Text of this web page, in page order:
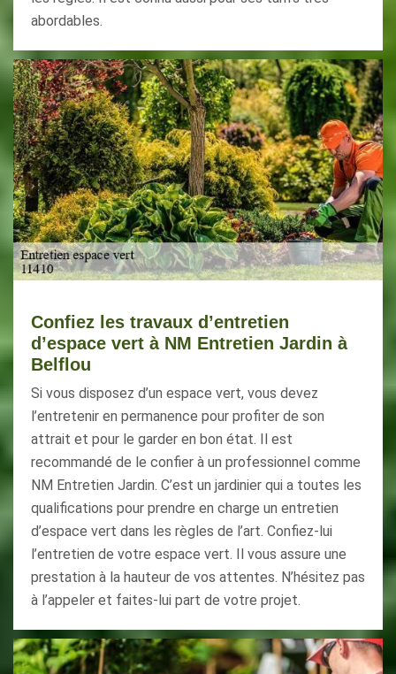
abordables.
Confiez les travaux d’entretien
d’espace vert à NM Entretien Jardin à
Belflou
Si vous disposez d’un espace vert, vous devez
l’entretenir en permanence pour profiter de son
attrait et pour le garder en bon état. Il est
recommandé de le confier à un professionnel comme
NM Entretien Jardin. C’est un jardinier qui a toutes les
qualifications pour prendre en charge un entretien
d’espace vert dans les règles de l’art. Confiez-lui
l’entretien de votre espace vert. Il vous assure une
prestation à la hauteur de vos attentes. N’hésitez pas
à l’appeler et faites-lui part de votre projet.